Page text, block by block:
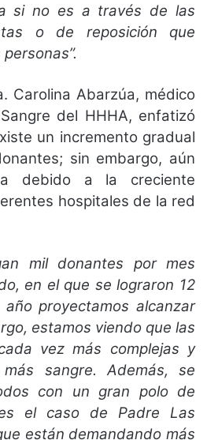
si no es a través de las
o de reposición que
Carolina Abarzúa, médico
del HHHA, enfatizó
un incremento gradual
sin embargo, aún
debido a la creciente
hospitales de la red
mil donantes por mes
en el que se lograron 12
proyectamos alcanzar
estamos viendo que las
vez más complejas y
sangre. Además, se
con un gran polo de
el caso de Padre Las
están demandando más